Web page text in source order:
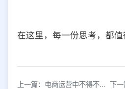
在这里，每一份思考，都值
上一篇：电商运营中不得不佩服拼多多的策略